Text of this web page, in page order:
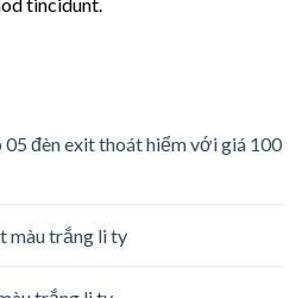
05 đèn exit thoát hiểm với giá 100
màu trắng li ty